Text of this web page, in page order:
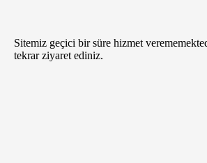
Sitemiz geçici bir süre hizmet
tekrar ziyaret ediniz.